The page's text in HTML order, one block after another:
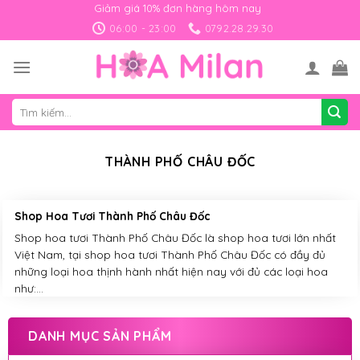
Giảm giá 10% đơn hàng hôm nay
06:00 - 23:00
0792.28.29.30
Tìm
kiếm:
THÀNH PHỐ CHÂU ĐỐC
Shop Hoa Tươi Thành Phố Châu Đốc
Shop hoa tươi Thành Phố Châu Đốc là shop hoa tươi lớn nhất
Việt Nam, tại shop hoa tươi Thành Phố Châu Đốc có đầy đủ
những loại hoa thịnh hành nhất hiện nay với đủ các loại hoa
như:...
DANH MỤC SẢN PHẨM